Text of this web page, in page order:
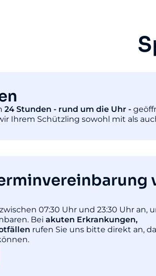
24 Stunden - rund um die Uhr -
Ihrem Schützling sowohl mit als
07:30 Uhr und 23:30 Uhr an,
Bei akuten Erkrankungen,
rufen Sie uns bitte direkt an,